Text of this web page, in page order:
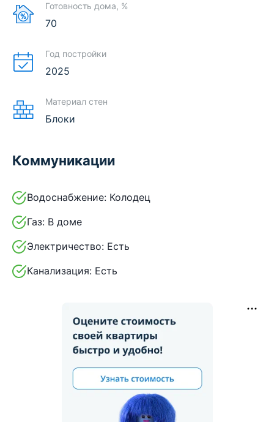
Готовность дома, %
70
Год постройки
2025
Материал стен
Блоки
Коммуникации
Водоснабжение: Колодец
Газ: В доме
Электричество: Есть
Канализация: Есть